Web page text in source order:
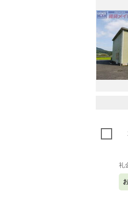
礼